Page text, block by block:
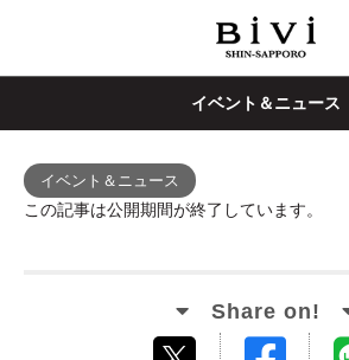
イベント＆ニュース
イベント＆ニュース
この記事は公開期間が終了しています。